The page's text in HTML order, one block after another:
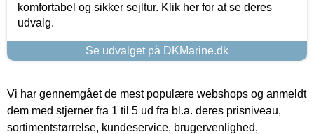
komfortabel og sikker sejltur. Klik her for at se deres
udvalg.
Se udvalget på DKMarine.dk
Vi har gennemgået de mest populære webshops og anmeldt
dem med stjerner fra 1 til 5 ud fra bl.a. deres prisniveau,
sortimentstørrelse, kundeservice, brugervenlighed,